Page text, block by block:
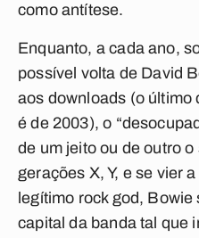
como antítese.
Enquanto, a cada ano,
possível volta de David
aos downloads (o último
é de 2003), o
de um jeito ou de outro
gerações X, Y, e se vier
legítimo rock god,
capital da banda tal que